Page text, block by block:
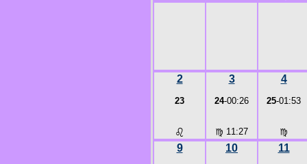
2
23
♌
3
24-00:26
♍ 11:27
4
25-01:53
♍
9 10 11